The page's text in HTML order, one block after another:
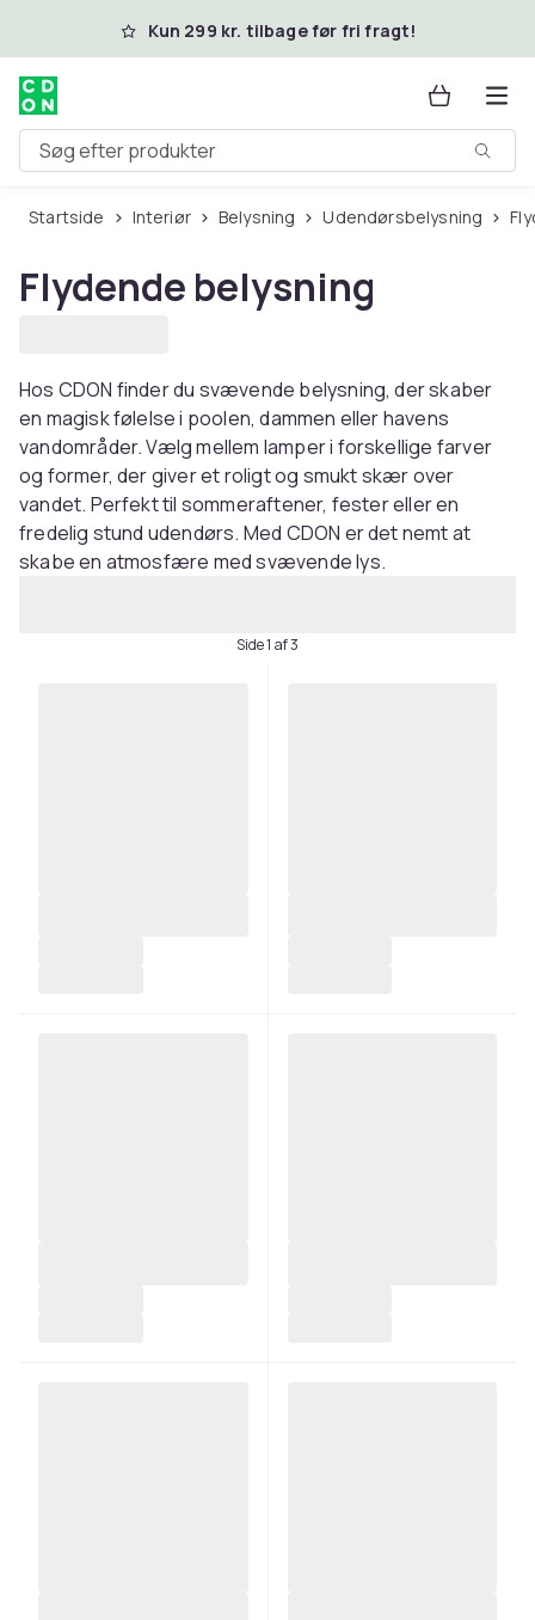
Spring til hovedindhold
Kun 299 kr. tilbage før fri fragt!
Søg efter produkter
Startside Interiør Belysning Udendørsbelysning
Flydende belysning
Hos CDON finder du svævende belysning, der skaber
en magisk følelse i poolen, dammen eller havens
vandområder. Vælg mellem lamper i forskellige farver
og former, der giver et roligt og smukt skær over
vandet. Perfekt til sommeraftener, fester eller en
fredelig stund udendørs. Med CDON er det nemt at
skabe en atmosfære med svævende lys.
Side 1 af 3